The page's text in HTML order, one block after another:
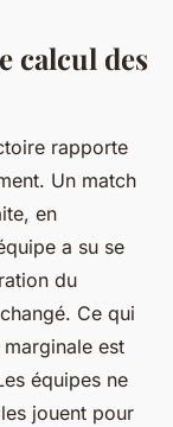
calcul des
rapporte
Un match
en
a su se
du
Ce qui
est
équipes ne
jouent pour